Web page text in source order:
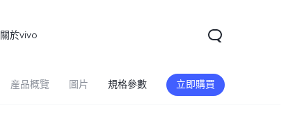
關於vivo
産品概覽 圖片 規格參數 立即購買